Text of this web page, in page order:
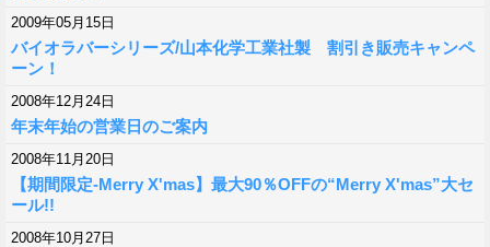
2009年05月15日
バイオラバーシリーズ/山本化学工業社製 割引き販売キャンペ
ーン！
2008年12月24日
年末年始の営業日のご案内
2008年11月20日
【期間限定-Merry X'mas】最大90％OFFの“Merry X'mas”大セ
ール!!
2008年10月27日